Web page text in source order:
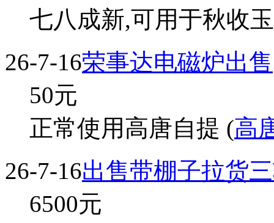
七八成新,可用于秋收
26-7-16荣事达电磁炉出售
50元
正常使用高唐自提 (高
26-7-16出售带棚子拉货
6500元